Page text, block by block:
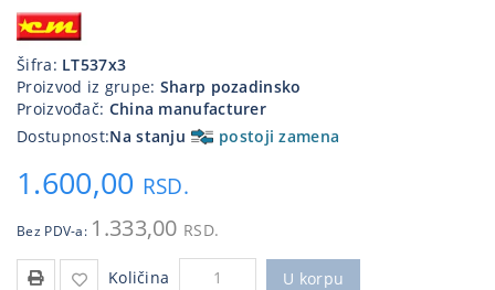
Strujni
program
Šifra: LT537x3
Proizvod iz grupe: Sharp pozadinsko
Proizvođač: China manufacturer
Dostupnost:Na stanju postoji zamena
1.600,00 RSD.
Bez PDV-a: 1.333,00 RSD.
Količina U korpu